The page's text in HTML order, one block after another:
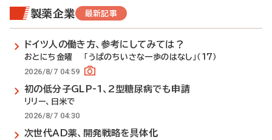
製薬企業 最新記事
ドイツ人の働き方、参考にしてみては？
おとにち金曜 「うぱのちいさな一歩のはなし」（17）
2026/8/7 04:59
初の低分子GLP-1、2型糖尿病でも申請
リリー、日米で
2026/8/7 04:30
次世代AD薬、開発戦略を具体化